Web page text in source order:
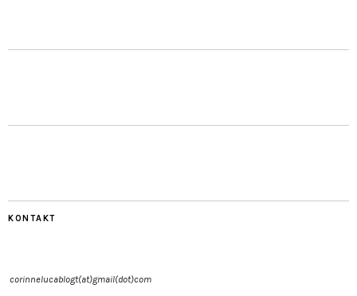
KONTAKT
corinnelucablogt(at)gmail(dot)com